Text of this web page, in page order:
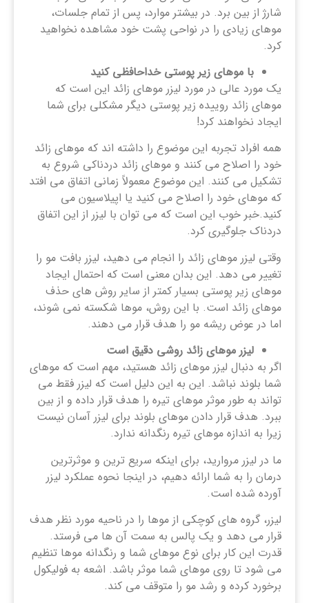
شارژ از بین برد. در بیشتر موارد، پس از تمام جلسات،
موهای زیادی را در نواحی پشت خود مشاهده نخواهید
کرد.
با موهای زیر پوستی خداحافظی کنید
یک مورد عالی در مورد لیزر موهای زائد این است که
موهای زائد روییده زیر پوستی دیگر مشکلی برای شما
ایجاد نخواهند کرد!
همه افراد تجربه این موضوع را داشته اند که موهای زائد
خود را اصلاح می کنند و موهای زائد دردناکی شروع به
تشکیل می کنند. این موضوع معمولاً زمانی اتفاق می افتد
که موهای خود را اصلاح می کنید یا اپیلاسیون می
کنید.خبر خوب این است که می توان با لیزر از این اتفاق
دردناک جلوگیری کرد.
وقتی لیزر موهای زائد را انجام می دهید، لیزر بافت مو را
تغییر می دهد. این بدان معنی است که احتمال ایجاد
موهای زیر پوستی بسیار کمتر از سایر روش های حذف
موهای زائد است. با این روش، موها شکسته نمی شوند،
اما در عوض ریشه مو را هدف قرار می دهند.
لیزر موهای زائد روشی دقیق است
اگر به دنبال لیزر موهای زائد هستید، مهم است که موهای
شما بلوند نباشد. این به این دلیل است که لیزر فقط می
تواند به طور موثر موهای تیره را هدف قرار داده و از بین
ببرد. هدف قرار دادن موهای بلوند برای لیزر آسان نیست
زیرا به اندازه موهای تیره رنگدانه ندارد.
ما در لیزر مروارید، برای اینکه سریع ترین و موثرترین
درمان را به شما ارائه دهیم، در اینجا نحوه عملکرد لیزر
آورده شده است.
لیزر، گروه های کوچکی از موها را در ناحیه مورد نظر هدف
قرار می دهد و یک پالس به سمت آن ها می فرستد.
قدرت این کار برای نوع موهای شما و رنگدانه موها تنظیم
می شود تا روی موهای شما موثر باشد. اشعه به فولیکول
برخورد کرده و رشد مو را متوقف می کند.